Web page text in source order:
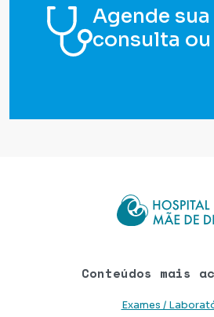
Agende sua
consulta ou
Conteúdos mais
Exames /